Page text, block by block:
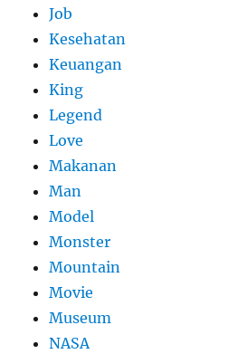
Job
Kesehatan
Keuangan
King
Legend
Love
Makanan
Man
Model
Monster
Mountain
Movie
Museum
NASA